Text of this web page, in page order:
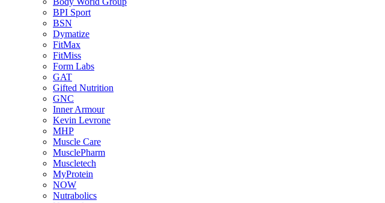
BPI Sport
BSN
Dymatize
FitMax
FitMiss
Form Labs
GAT
Gifted Nutrition
GNC
Inner Armour
Kevin Levrone
MHP
Muscle Care
MusclePharm
Muscletech
MyProtein
NOW
Nutrabolics